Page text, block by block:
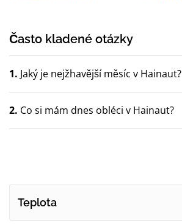
Často kladené otázky
1. Jaký je nejžhavější měsíc v Hainaut?
2. Co si mám dnes obléci v Hainaut?
Teplota